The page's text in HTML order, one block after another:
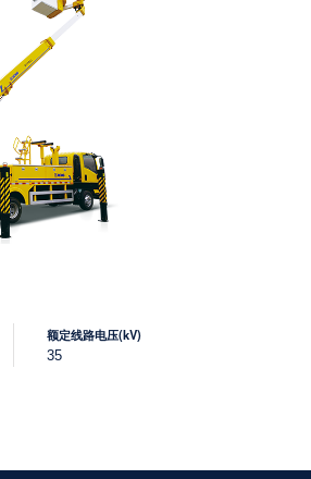
额定线路电压(kV)
35